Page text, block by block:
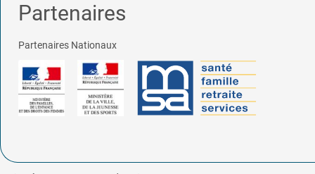
Partenaires
Partenaires Nationaux